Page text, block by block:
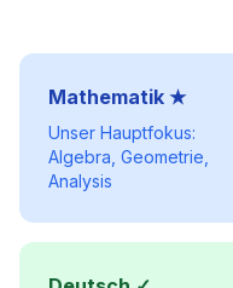
Mathematik ★
Unser Hauptfokus:
Algebra, Geometrie,
Analysis